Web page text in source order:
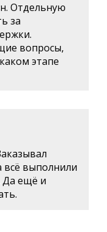
Отдельную
за
вопросы,
этапе
всё выполнили
Да ещё и